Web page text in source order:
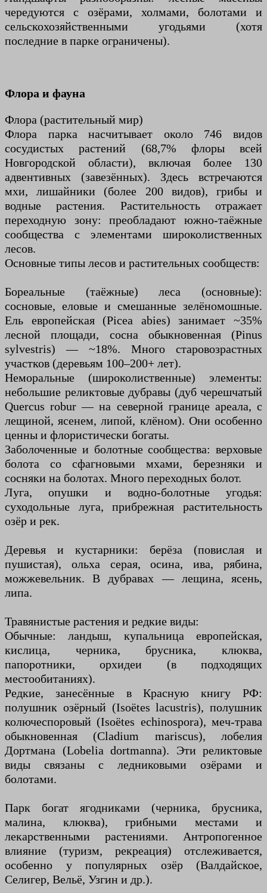
чередуются с озёрами, холмами, болотами и
сельскохозяйственными угодьями (хотя
последние в парке ограничены).
Флора и фауна
Флора (растительный мир)
Флора парка насчитывает около 746 видов
сосудистых растений (68,7% флоры всей
Новгородской области), включая более 130
адвентивных (завезённых). Здесь встречаются
мхи, лишайники (более 200 видов), грибы и
водные растения. Растительность отражает
переходную зону: преобладают южно-таёжные
сообщества с элементами широколиственных
лесов.
Основные типы лесов и растительных сообществ:
Бореальные (таёжные) леса (основные):
сосновые, еловые и смешанные зелёномошные.
Ель европейская (Picea abies) занимает ~35%
лесной площади, сосна обыкновенная (Pinus
sylvestris) — ~18%. Много старовозрастных
участков (деревьям 100–200+ лет).
Неморальные (широколиственные) элементы:
небольшие реликтовые дубравы (дуб черешчатый
Quercus robur — на северной границе ареала, с
лещиной, ясенем, липой, клёном). Они особенно
ценны и флористически богаты.
Заболоченные и болотные сообщества: верховые
болота со сфагновыми мхами, березняки и
сосняки на болотах. Много переходных болот.
Луга, опушки и водно-болотные угодья:
суходольные луга, прибрежная растительность
озёр и рек.
Деревья и кустарники: берёза (повислая и
пушистая), ольха серая, осина, ива, рябина,
можжевельник. В дубравах — лещина, ясень,
липа.
Травянистые растения и редкие виды:
Обычные: ландыш, купальница европейская,
кислица, черника, брусника, клюква,
папоротники, орхидеи (в подходящих
местообитаниях).
Редкие, занесённые в Красную книгу РФ:
полушник озёрный (Isoëtes lacustris), полушник
колючеспоровый (Isoëtes echinospora), меч-трава
обыкновенная (Cladium mariscus), лобелия
Дортмана (Lobelia dortmanna). Эти реликтовые
виды связаны с ледниковыми озёрами и
болотами.
Парк богат ягодниками (черника, брусника,
малина, клюква), грибными местами и
лекарственными растениями. Антропогенное
влияние (туризм, рекреация) отслеживается,
особенно у популярных озёр (Валдайское,
Селигер, Вельё, Узгин и др.).